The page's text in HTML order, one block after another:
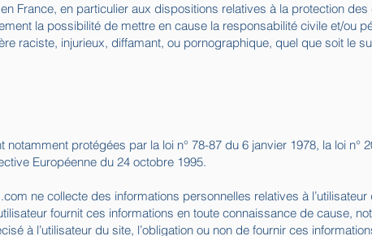
France, en particulier aux dispositions relatives à la protection
la possibilité de mettre en cause la responsabilité civile et/ou
raciste, injurieux, diffamant, ou pornographique, quel que soit le
protégées par la loi n° 78-87 du 6 janvier 1978, la loi n°
Européenne du 24 octobre 1995.
ne collecte des informations personnelles relatives à
fournit ces informations en toute connaissance de cause,
à l’utilisateur du site, l’obligation ou non de fournir ces